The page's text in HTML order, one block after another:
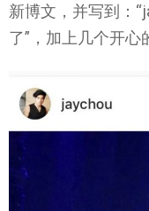
新博文，并写到：
了”，加上几个开心